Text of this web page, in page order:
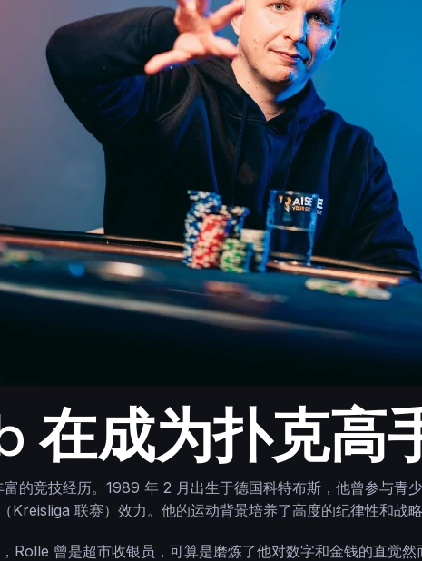
在成为扑克高
的竞技经历。1989 年 2 月出生于德国科特布斯，他曾参与
联赛）效力。他的运动背景培养了高度的纪律性和战
Rolle 曾是超市收银员，可算是磨炼了他对数字和金钱的直觉